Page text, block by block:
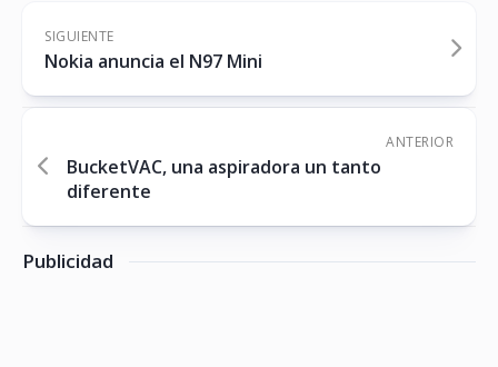
SIGUIENTE
Nokia anuncia el N97 Mini
ANTERIOR
BucketVAC, una aspiradora un tanto
diferente
Publicidad